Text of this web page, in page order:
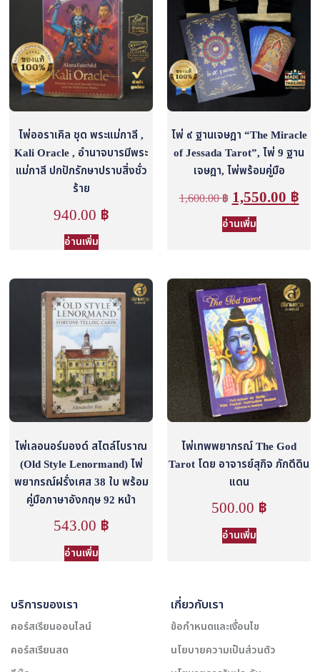
ไพ่ออราเคิล ชุด พระแม่กาลี ,
Kali Oracle , อำนาจบารมีพระ
แม่กาลี ปกปักรักษาปราบสิ่งชั่ว
ร้าย
940.00 ฿
อ่านเพิ่ม
ไพ่ ๙ ฐานเจษฎา “The Miracle
of Jessada Tarot”, ไพ่ 9 ฐาน
เจษฎา, ไพ่พร้อมคู่มือ
1,600.00฿ 1,550.00 ฿
อ่านเพิ่ม
ไพ่เลอนอร์มองด์ สไตล์โบราณ
(Old Style Lenormand) ไพ่
พยากรณ์ฝรั่งเศส 38 ใบ พร้อม
คู่มือภาษาอังกฤษ 92 หน้า
543.00 ฿
อ่านเพิ่ม
ไพ่เทพพยากรณ์ The God
Tarot โดย อาจารย์สุกิจ ภักดีดิน
แดน
500.00 ฿
อ่านเพิ่ม
บริการของเรา
คอร์สเรียนออนไลน์
คอร์สเรียนสด
เกี่ยวกับเรา
ข้อกำหนดและเงื่อนไข
นโยบายความเป็นส่วนตัว